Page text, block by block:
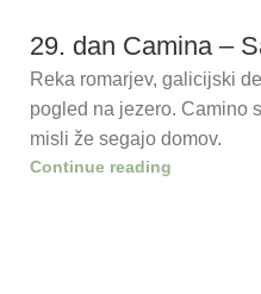
29. dan Camina –
Reka romarjev, galicijski
pogled na jezero. Camino
misli že segajo domov.
Continue reading